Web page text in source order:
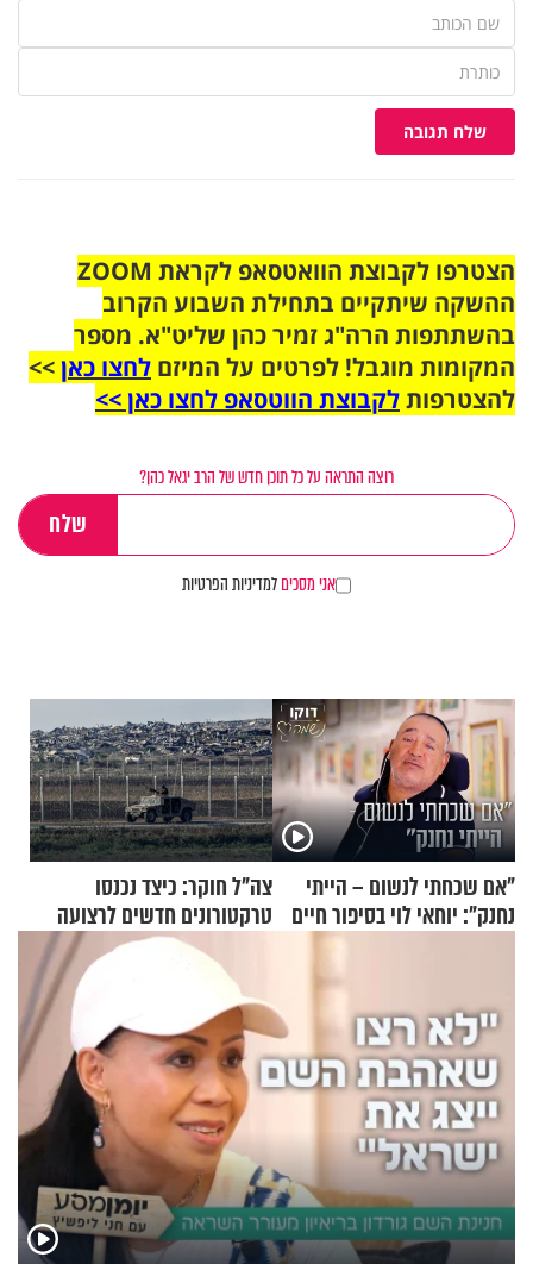
שלח תגובה
הצטרפו לקבוצת הוואטסאפ לקראת ZOOM
ההשקה שיתקיים בתחילת השבוע הקרוב
בהשתתפות הרה"ג זמיר כהן שליט"א. מספר
המקומות מוגבל! לפרטים על המיזם לחצו כאן>>
להצטרפותלקבוצת הווטסאפ לחצו כאן >>
רוצה התראה על כל תוכן חדש של הרב יגאל כהן?
אני מסכיםלמדיניות הפרטיות
"אם שכחתי לנשום – הייתי
נחנק": יוחאי לוי בסיפור חיים
צה"ל חוקר: כיצד נכנסו
טרקטורונים חדשים לרצועה